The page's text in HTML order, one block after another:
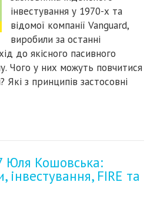
інвестування у 1970-х та
відомої компанії Vanguard,
виробили за останні
до якісного пасивного
Чого у них можуть повчитися
Які з принципів застосовні
Юля Кошовська:
інвестування, FIRE та